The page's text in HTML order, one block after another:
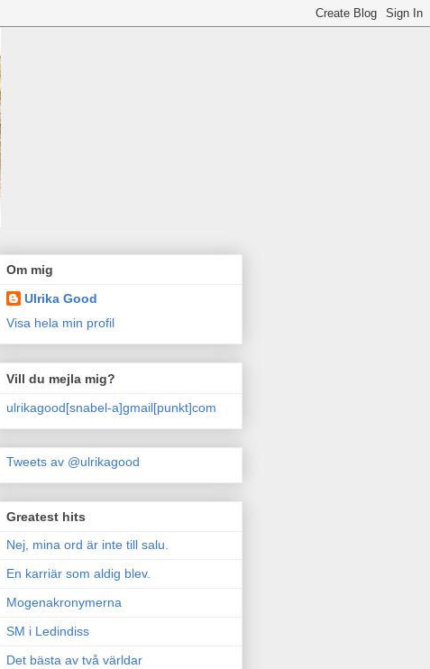
Om mig
Ulrika Good
Visa hela min profil
Vill du mejla mig?
ulrikagood[snabel-a]gmail[punkt]com
Tweets av @ulrikagood
Greatest hits
Nej, mina ord är inte till salu.
En karriär som aldig blev.
Mogenakronymerna
SM i Ledindiss
Det bästa av två världar